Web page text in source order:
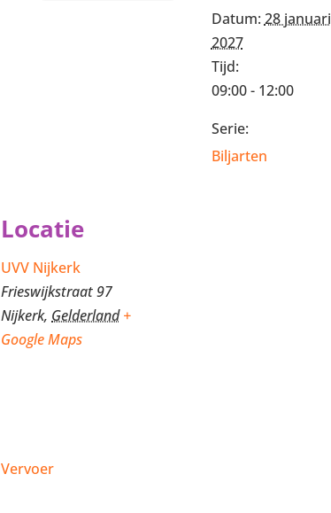
Datum: 28 januari
2027
Tijd:
09:00 - 12:00
Serie:
Biljarten
Locatie
UVV Nijkerk
Frieswijkstraat 97
Nijkerk, Gelderland +
Google Maps
Vervoer